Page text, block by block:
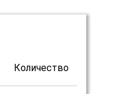
Количество